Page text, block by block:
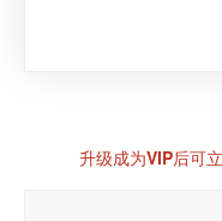
升级成为VIP后可